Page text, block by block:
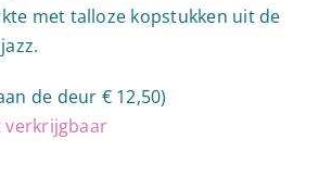
met talloze kopstukken uit de
de deur € 12,50)
verkrijgbaar